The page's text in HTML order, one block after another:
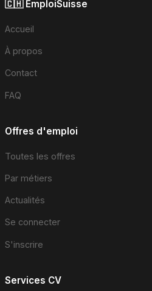
🇨🇭 EmploiSuisse
Accueil
À propos
Contact
FAQ
Offres d'emploi
Toutes les offres
Par métiers
Actualités
Se connecter
S'inscrire
Services CV